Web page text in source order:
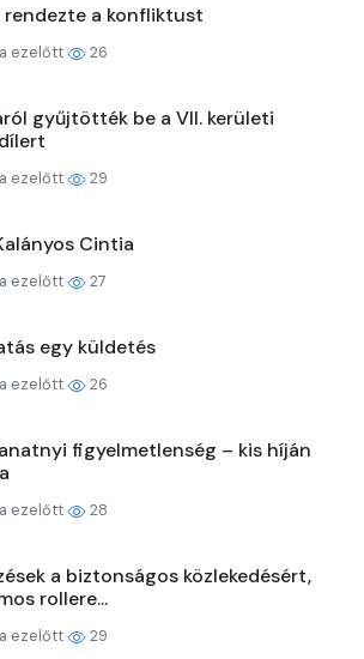
rendezte a konfliktust
ezelőtt 26
gyűjtötték be a VII. kerületi
ezelőtt 29
Cintia
ezelőtt 27
egy küldetés
ezelőtt 26
figyelmetlenség – kis híján
ezelőtt 28
a biztonságos közlekedésért,
rollere...
ezelőtt 29